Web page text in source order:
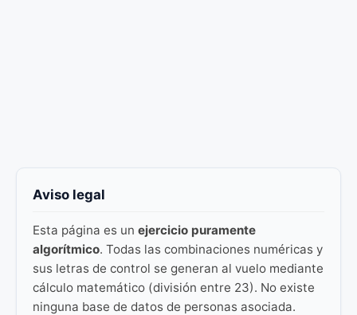
Aviso legal
Esta página es un ejercicio puramente
algorítmico. Todas las combinaciones numéricas y
sus letras de control se generan al vuelo mediante
cálculo matemático (división entre 23). No existe
ninguna base de datos de personas asociada.